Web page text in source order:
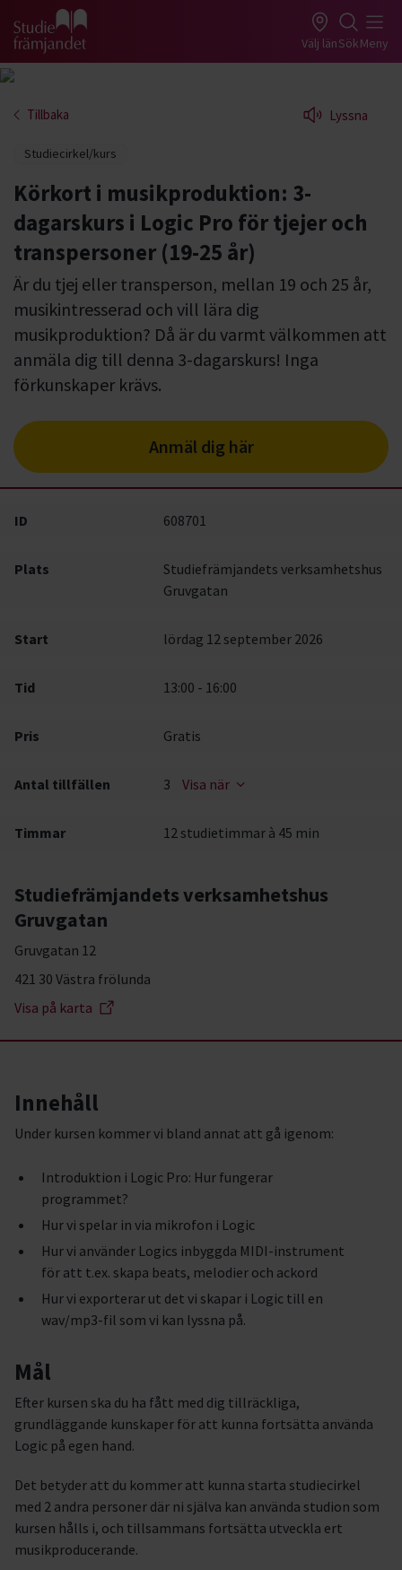
Gå till studiefrämjandets startsida Välj länSökMeny
Tillbaka Lyssna
Studiecirkel/kurs
Körkort i musikproduktion: 3-
dagarskurs i Logic Pro för tjejer och
transpersoner (19-25 år)
Är du tjej eller transperson, mellan 19 och 25 år,
musikintresserad och vill lära dig
musikproduktion? Då är du varmt välkommen att
anmäla dig till denna 3-dagarskurs! Inga
förkunskaper krävs.
Anmäl dig här
ID 608701
Plats
Studiefrämjandets verksamhetshus
Gruvgatan
Start lördag 12 september 2026
Tid 13:00 - 16:00
Pris Gratis
Antal tillfällen 3 Visa när
Timmar 12 studietimmar à 45 min
Studiefrämjandets verksamhetshus
Gruvgatan
Gruvgatan 12
421 30 Västra frölunda
Visa på karta
Innehåll
Under kursen kommer vi bland annat att gå igenom:
Introduktion i Logic Pro: Hur fungerar
programmet?
Hur vi spelar in via mikrofon i Logic
Hur vi använder Logics inbyggda MIDI-instrument
för att t.ex. skapa beats, melodier och ackord
Hur vi exporterar ut det vi skapar i Logic till en
wav/mp3-fil som vi kan lyssna på.
Mål
Efter kursen ska du ha fått med dig tillräckliga,
grundläggande kunskaper för att kunna fortsätta använda
Logic på egen hand.
Det betyder att du kommer att kunna starta studiecirkel
med 2 andra personer där ni själva kan använda studion som
kursen hålls i, och tillsammans fortsätta utveckla ert
musikproducerande.